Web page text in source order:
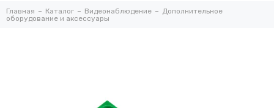
Главная Каталог Видеонаблюдение
Дополнительное
оборудование и аксессуары